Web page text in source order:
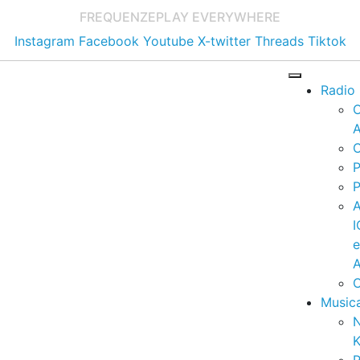
FREQUENZEPLAY EVERYWHERE
Instagram Facebook Youtube X-twitter Threads Tiktok
Radio
e